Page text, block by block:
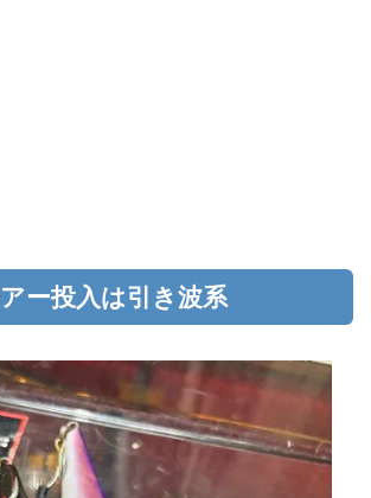
ー投入は引き波系